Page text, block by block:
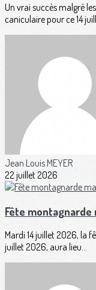
Un vrai succès malgré
caniculaire pour ce 14
Jean Louis MEYER
22 juillet 2026
Fête montagnarde
Mardi 14 juillet 2026, la
juillet 2026, aura lieu...